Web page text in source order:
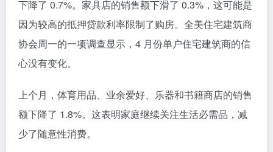
下降了 0.7%。家具店的销售额下滑了 0.3%，这可能是
因为较高的抵押贷款利率限制了购房。全美住宅建筑商
协会周一的一项调查显示，4 月份单户住宅建筑商的信
心没有变化。
上个月，体育用品、业余爱好、乐器和书籍商店的销售
额下降了 1.8%。这表明家庭继续关注生活必需品，减
少了随意性消费。